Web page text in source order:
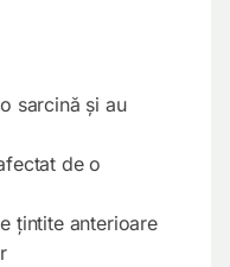
sarcină și au
de o
țintite anterioare